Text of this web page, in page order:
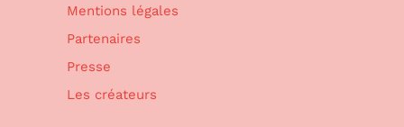
Mentions légales
Partenaires
Presse
Les créateurs